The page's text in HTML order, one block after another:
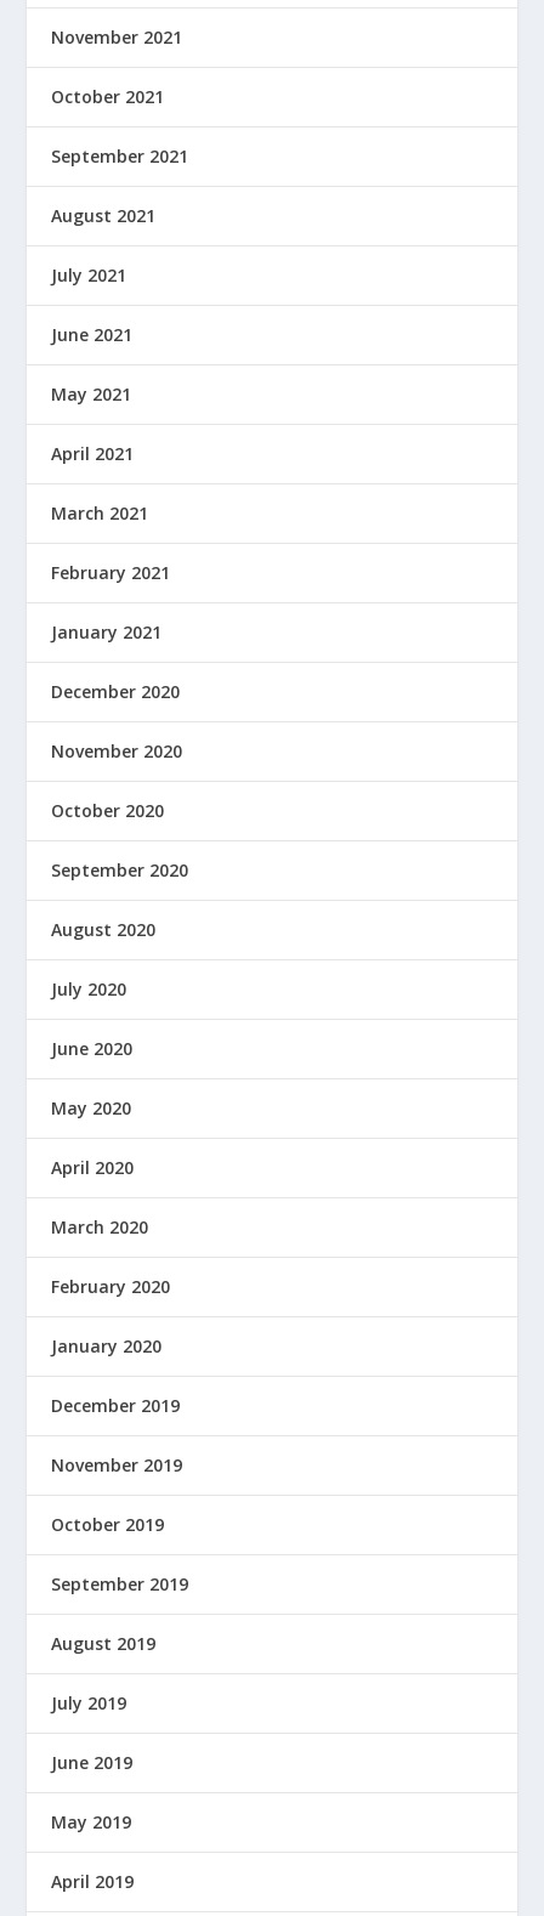
November 2021
October 2021
September 2021
August 2021
July 2021
June 2021
May 2021
April 2021
March 2021
February 2021
January 2021
December 2020
November 2020
October 2020
September 2020
August 2020
July 2020
June 2020
May 2020
April 2020
March 2020
February 2020
January 2020
December 2019
November 2019
October 2019
September 2019
August 2019
July 2019
June 2019
May 2019
April 2019